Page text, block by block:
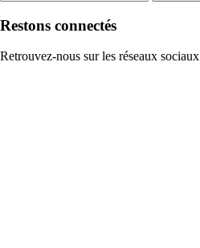
Restons connectés
Retrouvez-nous sur les réseaux sociaux